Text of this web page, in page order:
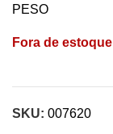
PESO
Fora de estoque
SKU: 007620